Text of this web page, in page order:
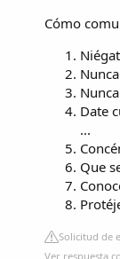
Cómo
Date
...
Que
Solicitud de
Ver respuesta